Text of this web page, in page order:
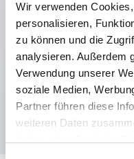
Wir verwenden
personalisieren,
zu können und die
analysieren. Außerdem
Verwendung unserer
soziale Medien,
Partner führen diese
weiteren Daten
59,9 mm (※ 22-
Platzsparendes
Sicherheitsstruktur
Freisetzung,
Fingerschutzstruktur